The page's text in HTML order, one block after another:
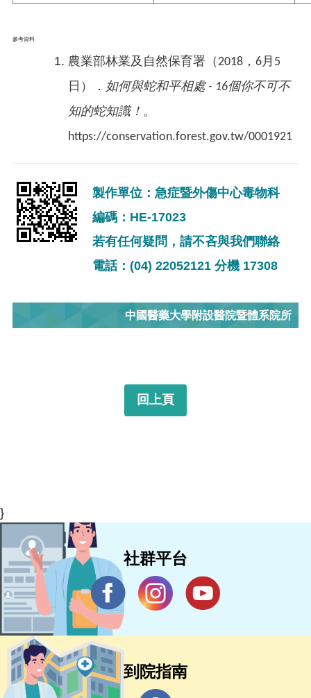
參考資料
農業部林業及自然保育署（2018，6月5
日）． 如何與蛇和平相處 - 16個你不可不
知的蛇知識！ 。
https://conservation.forest.gov.tw/0001921
製作單位：急症暨外傷中心毒物科
編碼：HE-17023
若有任何疑問，請不吝與我們聯絡
電話：(04) 22052121 分機 17308
中國醫藥大學附設醫院暨體系院所
回上頁
}
社群平台
到院指南